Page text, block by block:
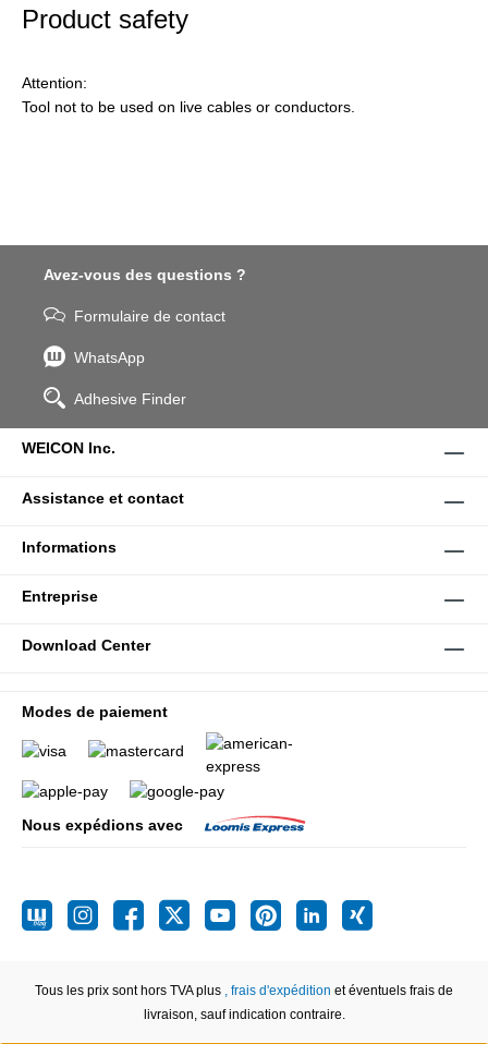
Product safety
Attention:
Tool not to be used on live cables or conductors.
Avez-vous des questions ?
Formulaire de contact
WhatsApp
Adhesive Finder
WEICON Inc.
Assistance et contact
Informations
Entreprise
Download Center
Modes de paiement
Nous expédions avec
Tous les prix sont hors TVA plus , frais d'expédition et éventuels frais de
livraison, sauf indication contraire.